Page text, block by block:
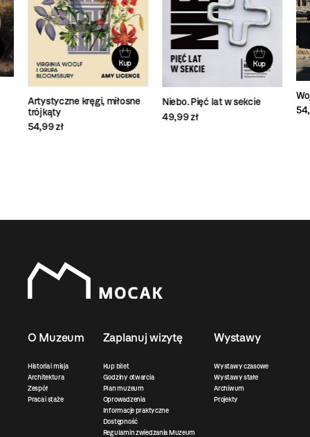
Kup
Artystyczne kręgi, miłosne
trójkąty
54,99 zł
Kup
Niebo. Pięć lat w sekcie
49,99 zł
O Muzeum
Historia i misja
Architektura
Zespół
Praca i staże
Zaplanuj wizytę
Kup bilet
Godziny otwarcia
Plan muzeum
Oprowadzenia
Informacje praktyczne
Dostępność
Regulamin zwiedzania Muzeum
Wystawy
Wystawy czasowe
Wystawy stałe
Archiwum
Projekty